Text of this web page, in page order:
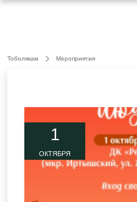
Тоболякам Мероприятия
1
ОКТЯБРЯ